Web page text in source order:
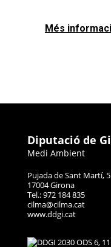
Més
Diputació de
Medi Ambient
Pujada de Sant Martí, 5
17004 Girona
Tel.: 972 184 835
cilma@cilma.cat
www.ddgi.cat